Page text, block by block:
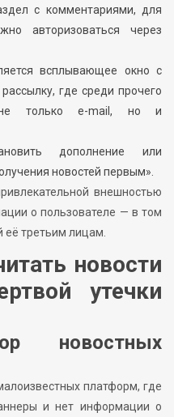
с комментариями, для
авторизоваться через
всплывающее окно с
где среди прочего
не только e-mail, но и
дополнение или
новостей первым».
внешностью
о пользователе — в том
третьим лицам.
новости
утечки
новостных
платформ, где
и нет информации о